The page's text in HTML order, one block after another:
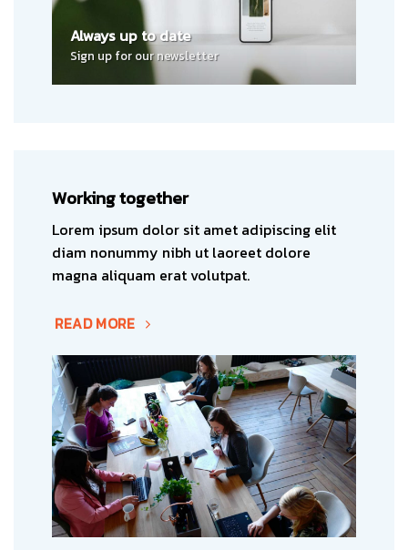
Always up to date
Sign up for our newsletter
Working together
Lorem ipsum dolor sit amet adipiscing elit
diam nonummy nibh ut laoreet dolore
magna aliquam erat volutpat.
READ MORE